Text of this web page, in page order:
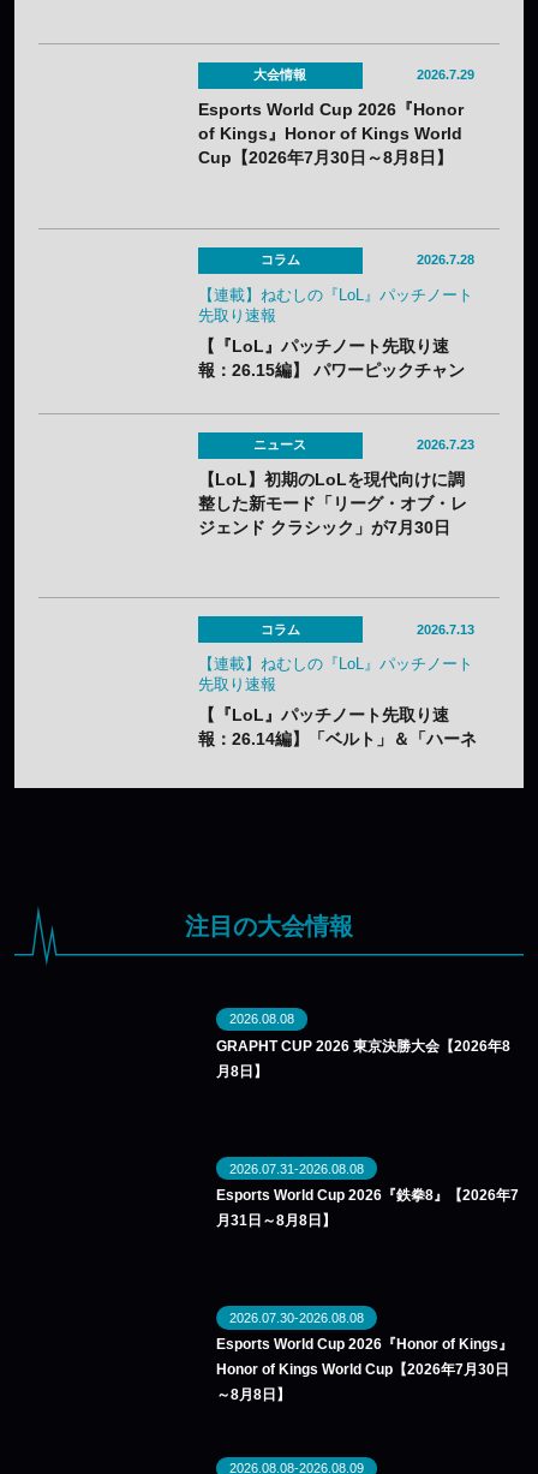
大会情報 2026.7.29
Esports World Cup 2026『Honor
of Kings』Honor of Kings World
Cup【2026年7月30日～8月8日】
コラム 2026.7.28
【連載】ねむしの『LoL』パッチノート
先取り速報
【『LoL』パッチノート先取り速
報：26.15編】 パワーピックチャン
いにナーフ。「バスティオンブレイ
カー」はやり過ぎバフでメタアイテ
ム必至？
ニュース 2026.7.23
【LoL】初期のLoLを現代向けに調
整した新モード「リーグ・オブ・レ
ジェンド クラシック」が7月30日
が登場
コラム 2026.7.13
【連載】ねむしの『LoL』パッチノート
先取り速報
【『LoL』パッチノート先取り速
報：26.14編】「ベルト」＆「ハーネ
後の戦術に大きな影響？
注目の大会情報
2026.08.08
GRAPHT CUP 2026 東京決勝大会【2026年8
月8日】
2026.07.31-2026.08.08
Esports World Cup 2026『鉄拳8』【2026年7
月31日～8月8日】
2026.07.30-2026.08.08
Esports World Cup 2026『Honor of Kings』
Honor of Kings World Cup【2026年7月30日
～8月8日】
2026.08.08-2026.08.09